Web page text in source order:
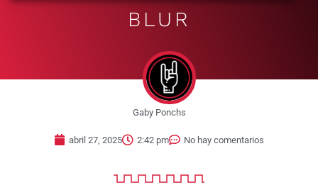
BLUR
Gaby Ponchs
abril 27, 2025 2:42 pm No hay comentarios